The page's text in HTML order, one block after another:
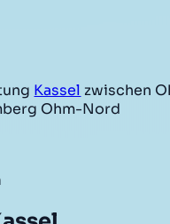
Kassel zwischen
Ohm-Nord